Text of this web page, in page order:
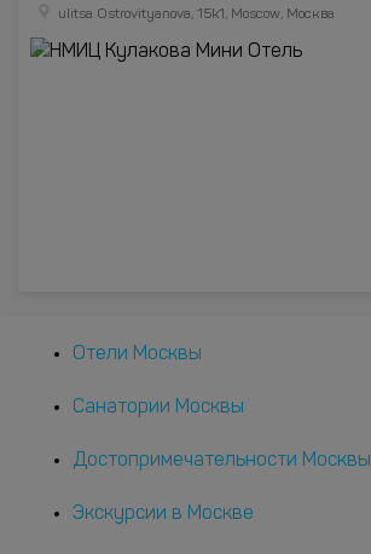
ulitsa Ostrovityanova, 15k1, Moscow, Москва
Отели Москвы
Санатории Москвы
Достопримечательности Москвы
Экскурсии в Москве